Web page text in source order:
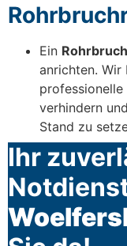
Ein Rohrbruch
anrichten. Wir
professionelle
verhindern
Stand zu
Ihr